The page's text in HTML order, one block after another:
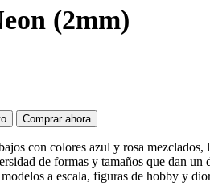
era:
es:
6,30 €.
(2mm)
Comprar ahora
con colores azul y rosa
de formas y tamaños que dan un
a escala, figuras de hobby y